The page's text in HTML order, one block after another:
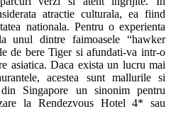
atractie culturala, ea fiind
nationala. Pentru o experienta
unul dintre faimoasele “hawker
de bere Tiger si afundati-va intr-o
asiatica. Daca exista un lucru mai
acestea sunt mallurile si
Singapore un sinonim pentru
la Rendezvous Hotel 4* sau